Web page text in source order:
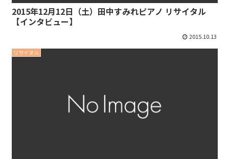
2015年12月12日（土）田中すみれピアノ リサイタル
【インタビュー】
2015.10.13
リサイタル